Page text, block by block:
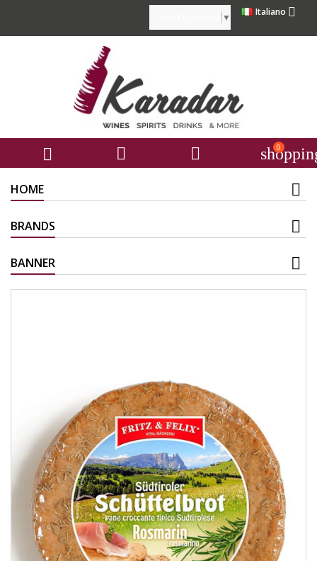
Italiano 
▼
   0
HOME
BRANDS
BANNER